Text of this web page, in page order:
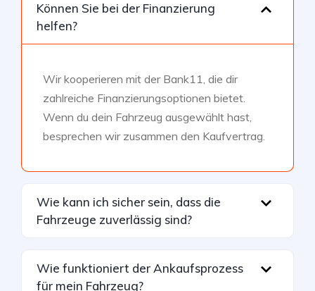
Können Sie bei der Finanzierung
helfen?
Wir kooperieren mit der Bank11, die dir
zahlreiche Finanzierungsoptionen bietet.
Wenn du dein Fahrzeug ausgewählt hast,
besprechen wir zusammen den Kaufvertrag.
Wie kann ich sicher sein, dass die
Fahrzeuge zuverlässig sind?
Wie funktioniert der Ankaufsprozess
für mein Fahrzeug?